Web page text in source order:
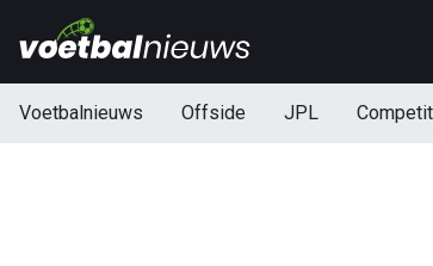
Voetbalnieuws Offside JPL